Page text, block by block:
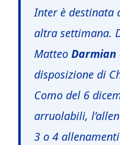
Inter è destinata
altra settimana.
Matteo Darmian
disposizione di
Como del 6
arruolabili,
3 o 4